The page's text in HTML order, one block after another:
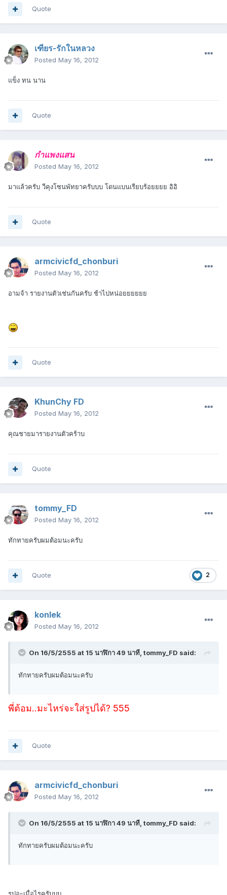
Quote
เฑียร-รักในหลวง
Posted May 16, 2012
แข็ง ทน นาน
Quote
กำแพงแสน
Posted May 16, 2012
มาแล้วครับ วีคุงโซนพัทยาครับบบ โดนแบนเรียบร้อยยยย อิอิ
Quote
armcivicfd_chonburi
Posted May 16, 2012
อามจ้า รายงานตัวเช่นกันครับ ช้าไปหน่อยยยยยย
Quote
KhunChy FD
Posted May 16, 2012
คุณชายมารายงานตัวคร้าบ
Quote
tommy_FD
Posted May 16, 2012
ทักทายครับผมต้อมนะครับ
2
Quote
konlek
Posted May 16, 2012
On 16/5/2555 at 15 นาฬิกา 49 นาที, tommy_FD said:
ทักทายครับผมต้อมนะครับ
พี่ต้อม..มะไหร่จะใส่รูปได้? 555
Quote
armcivicfd_chonburi
Posted May 16, 2012
On 16/5/2555 at 15 นาฬิกา 49 นาที, tommy_FD said:
ทักทายครับผมต้อมนะครับ